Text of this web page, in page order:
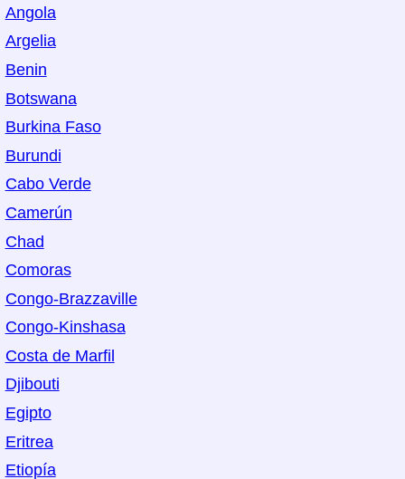
Angola
Argelia
Benin
Botswana
Burkina Faso
Burundi
Cabo Verde
Camerún
Chad
Comoras
Congo-Brazzaville
Congo-Kinshasa
Costa de Marfil
Djibouti
Egipto
Eritrea
Etiopía